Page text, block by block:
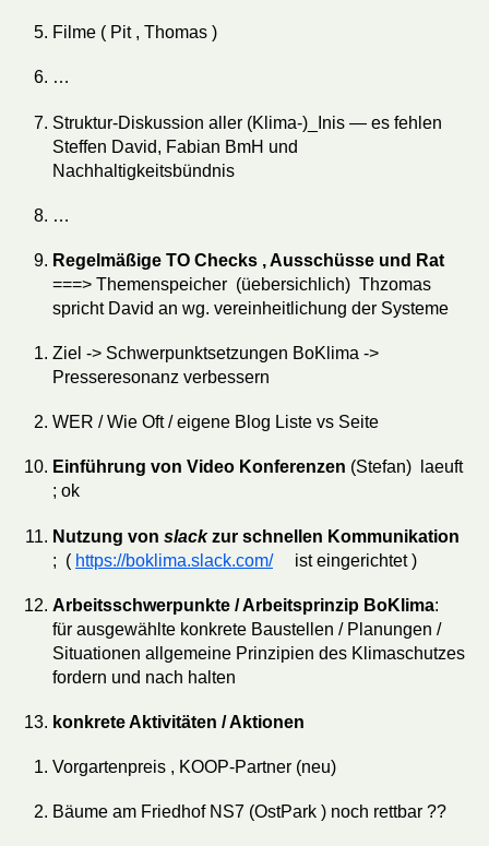
Filme ( Pit , Thomas )
…
Struktur-Diskussion aller (Klima-)_Inis — es fehlen
Steffen David, Fabian BmH und
Nachhaltigkeitsbündnis
…
Regelmäßige TO Checks , Ausschüsse und Rat
===> Themenspeicher (üebersichlich) Thzomas
spricht David an wg. vereinheitlichung der Systeme
Ziel -> Schwerpunktsetzungen BoKlima ->
Presseresonanz verbessern
WER / Wie Oft / eigene Blog Liste vs Seite
Einführung von Video Konferenzen (Stefan) laeuft
; ok
Nutzung von slackzur schnellen Kommunikation
; ( https://boklima.slack.com/ist eingerichtet )
Arbeitsschwerpunkte / Arbeitsprinzip BoKlima:
für ausgewählte konkrete Baustellen / Planungen /
Situationen allgemeine Prinzipien des Klimaschutzes
fordern und nach halten
konkrete Aktivitäten / Aktionen
Vorgartenpreis , KOOP-Partner (neu)
Bäume am Friedhof NS7 (OstPark ) noch rettbar ??